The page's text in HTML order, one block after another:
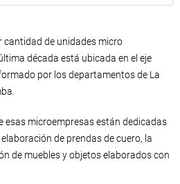
cantidad de unidades micro
década está ubicada en el eje
por los departamentos de La
esas microempresas están dedicadas
de prendas de cuero, la
de muebles y objetos elaborados con